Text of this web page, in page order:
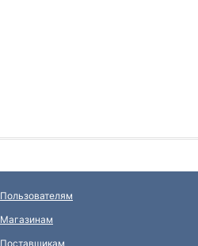
Пользователям
Магазинам
Поставщикам